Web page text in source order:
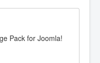
Pack for Joomla!